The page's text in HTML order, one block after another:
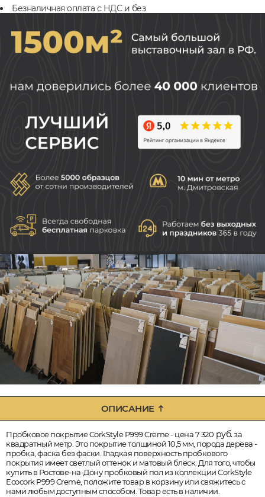
Безналичная оплата с НДС и без
ОПИСАНИЕ
Пробковое покрытие CorkStyle P999 Creme - цена 7 320 руб.за
квадратный метр. Это покрытие толщиной 10,5 мм, порода дерева -
пробка, фаска без фаски. Гладкая поверхность пробкового
покрытия имеет светлый оттенок и матовый блеск. Для того, чтобы
купить в Ростове-на-Дону пробковый пол из коллекции CorkStyle
Ecocork P999 Creme, положите товар в корзину или свяжитесь с
нами любым доступным способом. Товар есть в наличии.